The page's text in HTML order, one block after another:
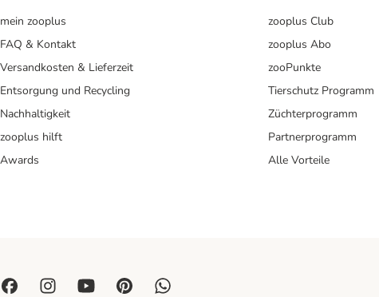
mein zooplus
FAQ & Kontakt
Versandkosten & Lieferzeit
Entsorgung und Recycling
Nachhaltigkeit
zooplus hilft
Awards
zooplus Club
zooplus Abo
zooPunkte
Tierschutz Programm
Züchterprogramm
Partnerprogramm
Alle Vorteile